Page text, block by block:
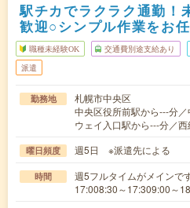
駅チカでラクラク通勤！
歓迎○シンプル作業をお任
職種未経験OK 交通費別途支給あり
派遣
勤務地
札幌市中央区
中央区役所前駅から---分
ウェイ入口駅から---分／
曜日頻度 週5日 ※派遣先による
時間
週5フルタイムがメインで
17:008:30～17:309:00～